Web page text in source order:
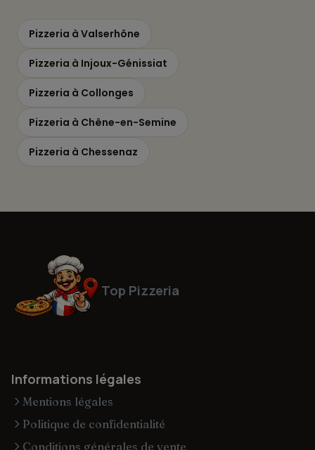
Pizzeria à Valserhône
Pizzeria à Injoux-Génissiat
Pizzeria à Collonges
Pizzeria à Chêne-en-Semine
Pizzeria à Chessenaz
Top Pizzeria
Informations légales
Mentions légales
Politique de confidentialité
Conditions générales de vente